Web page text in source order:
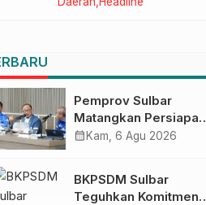
dan Kementerian Haji
Pemprov Sulbar
Matangkan Persiapan
HUT Ke-81 RI, Puncak
calendar_month Kam, 6 Agu 2026
BKPSDM Sulbar
Teguhkan Komitmen